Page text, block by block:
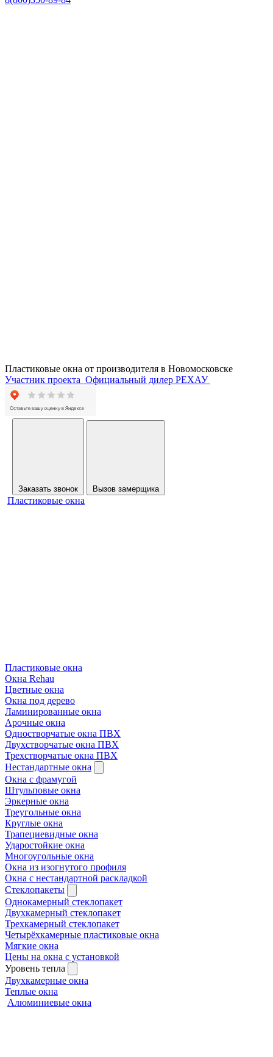
Пластиковые окна от производителя в Новомосковске
Участник проекта Официальный дилер РЕХАУ
Заказать звонок Вызов замерщика
Пластиковые окна
Пластиковые окна
Окна Rehau
Цветные окна
Окна под дерево
Ламинированные окна
Арочные окна
Одностворчатые окна ПВХ
Двухстворчатые окна ПВХ
Трехстворчатые окна ПВХ
Нестандартные окна
Окна с фрамугой
Штульповые окна
Эркерные окна
Треугольные окна
Круглые окна
Трапециевидные окна
Ударостойкие окна
Многоугольные окна
Окна из изогнутого профиля
Окна с нестандартной раскладкой
Стеклопакеты
Однокамерный стеклопакет
Двухкамерный стеклопакет
Трехкамерный стеклопакет
Четырёхкамерные пластиковые окна
Мягкие окна
Цены на окна с установкой
Уровень тепла
Двухкамерные окна
Теплые окна
Алюминиевые окна